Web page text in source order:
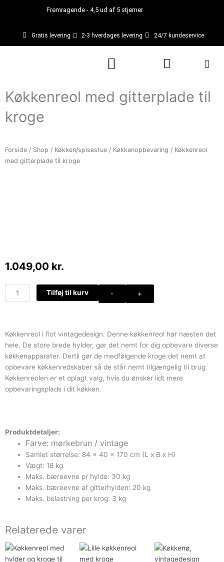
Fremragende - 4,5 ud af 5 stjerner
Gratis levering 2-3 hverdages levering 24/7 kundeservice
Kurv
Køkkenreol med gitterplade til
kroge
Forside / Shop / Køkken/spisestue / Køkkenopbevaring / Køkkenreol
med gitterplade til kroge
1.049,00 kr.
-
Køkkenreol
med
kroge
antal
+
Tilføj til kurv
Køkkenreol i flot vintagedesign. Denne køkkenreol har næsten det
hele. De store brede hylder, gør det nemt for dig opbevare diverse
køkkenapparater. Dertil gør de medfølgende kroge det nemt at
opbevare køkkenredskaber så de står nemt tilgængelig til brug.
Køkkenreolen er et oplagt valg, hvis du ønsker lidt mere
opbevaringsplads i dit køkken.
Produktdetaljer:
Farve: mørkebrun / vintage
Samlet størrelse: 84 x 40 x 170 cm (L x B x H)
Vægt: 18 kg
Maks. bæreevne pr hylde: 30 kg
Maks. bæreevne af gitterhylden: 20 kg
Maks. belastning per krog: 3 kg
Relaterede varer